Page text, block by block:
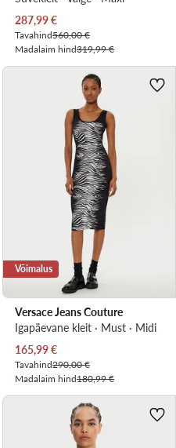
Praegune hind
287,99€
Tavahind560,00 €
Madalaim hind319,99 €
Võimalus
Versace Jeans Couture
Igapäevane kleit · Must · Midi
Praegune hind
165,99€
Tavahind290,00 €
Madalaim hind180,99 €